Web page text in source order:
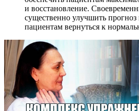
и восстановление.
существенно улучшить
пациентам вернуться к